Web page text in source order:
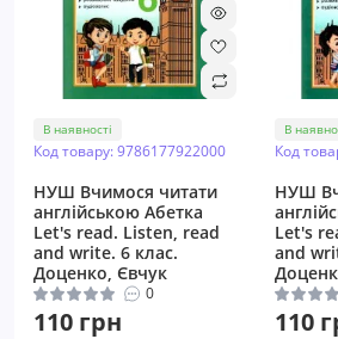
В наявності
Код товару: 9786177922000
НУШ Вчимося читати
англійською Абетка
Let's read. Listen, read
and write. 6 клас.
Доценко, Євчук
0
110 грн
В
Код
НУШ
Let's
and
110